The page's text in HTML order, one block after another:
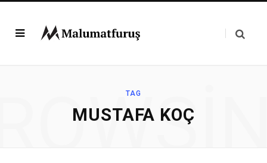
TAG
MUSTAFA KOÇ